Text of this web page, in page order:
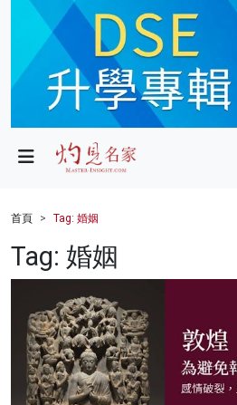
政局
財經
健康
商業
科技
影片
首頁 Tag: 婚姻
Tag: 婚姻